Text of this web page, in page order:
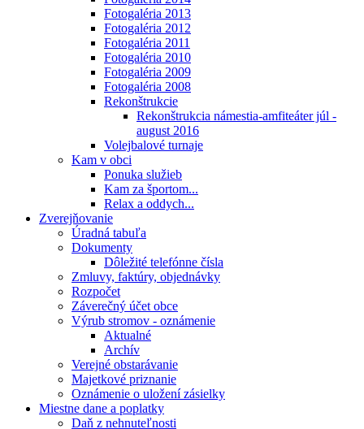
Fotogaléria 2013
Fotogaléria 2012
Fotogaléria 2011
Fotogaléria 2010
Fotogaléria 2009
Fotogaléria 2008
Rekonštrukcie
Rekonštrukcia námestia-amfiteáter júl -
august 2016
Volejbalové turnaje
Kam v obci
Ponuka služieb
Kam za športom...
Relax a oddych...
Zverejňovanie
Úradná tabuľa
Dokumenty
Dôležité telefónne čísla
Zmluvy, faktúry, objednávky
Rozpočet
Záverečný účet obce
Výrub stromov - oznámenie
Aktualné
Archív
Verejné obstarávanie
Majetkové priznanie
Oznámenie o uložení zásielky
Miestne dane a poplatky
Daň z nehnuteľnosti